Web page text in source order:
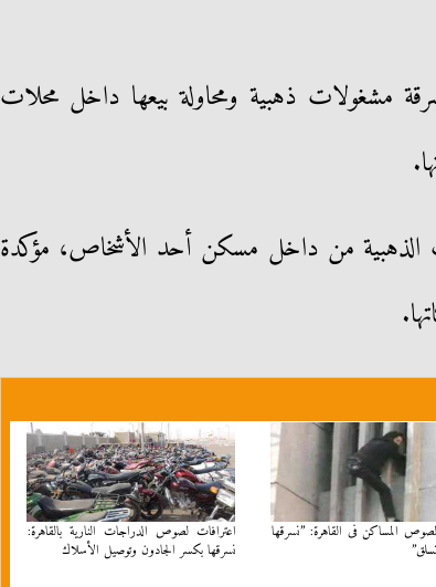
مشغولات ذهبية ومحاولة بيعها داخل محلات
الذهبية من داخل مسكن أحد الأشخاص، مؤكدة
المساكن فى القاهرة: ”نسرقها
اعترافات لصوص الدراجات النارية بالقاهرة:
نسرقها بكسر الجادون وتوصيل الأسلاك